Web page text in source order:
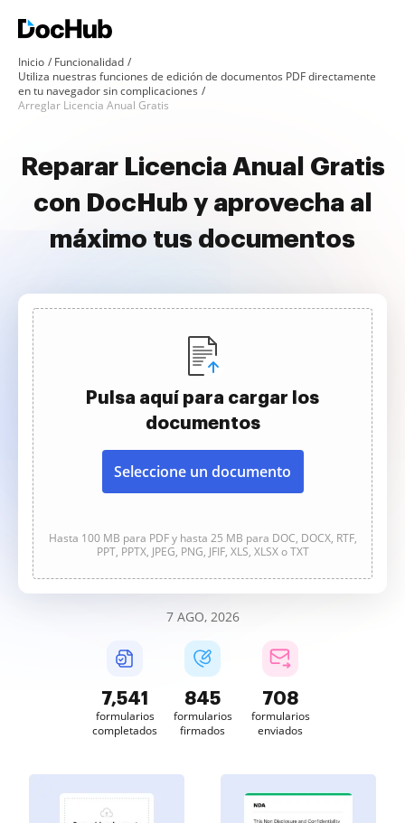
Inicio
Funcionalidad
Utiliza nuestras funciones de edición de documentos PDF directamente
en tu navegador sin complicaciones
Arreglar Licencia Anual Gratis
Reparar Licencia Anual Gratis
con DocHub y aprovecha al
máximo tus documentos
Pulsa aquí para cargar los
documentos
Seleccione un documento
Hasta 100 MB para PDF y hasta 25 MB para DOC, DOCX, RTF,
PPT, PPTX, JPEG, PNG, JFIF, XLS, XLSX o TXT
7 AGO, 2026
7,542
formularios
completados
845
formularios
firmados
708
formularios
enviados